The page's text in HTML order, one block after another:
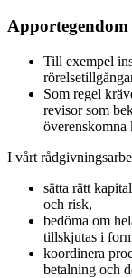
Till exempel
Som regel
revisor som
överenskomna
I vårt
sätta rätt
och risk,
bedöma om
tillskjutas i
koordinera
betalning och